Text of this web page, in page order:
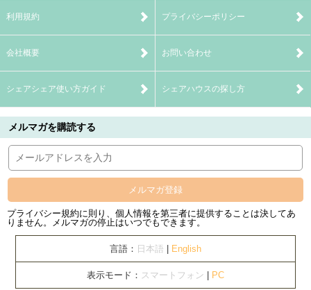
利用規約 プライバシーポリシー
会社概要 お問い合わせ
シェアシェア使い方ガイド シェアハウスの探し方
メルマガを購読する
メルマガ登録
プライバシー規約に則り、個人情報を第三者に提供することは決してあ
りません。メルマガの停止はいつでもできます。
言語： 日本語 English
表示モード： スマートフォン PC